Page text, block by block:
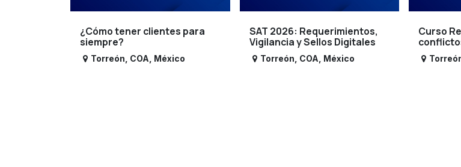
¿Cómo tener clientes para
siempre?
Torreón COA México
SAT 2026: Requerimientos,
Vigilancia y Sellos Digitales
Torreón COA México
Curso